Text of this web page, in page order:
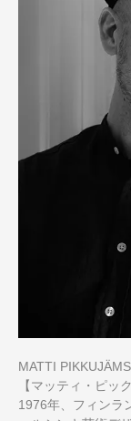
MATTI
【マッティ・ピッ
1976年、フィンラ